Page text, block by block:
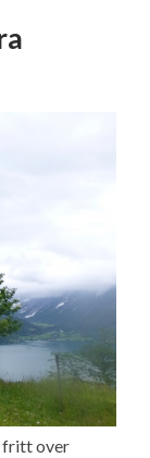
fritt over